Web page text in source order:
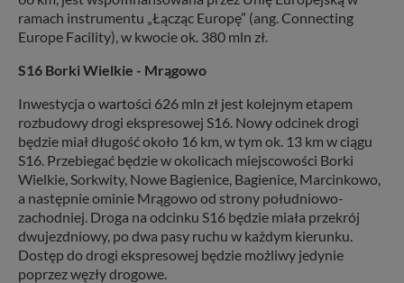
ramach instrumentu „Łącząc Europę” (ang. Connecting
Europe Facility), w kwocie ok. 380 mln zł.
S16 Borki Wielkie - Mrągowo
Inwestycja o wartości 626 mln zł jest kolejnym etapem
rozbudowy drogi ekspresowej S16. Nowy odcinek drogi
będzie miał długość około 16 km, w tym ok. 13 km w ciągu
S16. Przebiegać będzie w okolicach miejscowości Borki
Wielkie, Sorkwity, Nowe Bagienice, Bagienice, Marcinkowo,
a następnie ominie Mrągowo od strony południowo-
zachodniej. Droga na odcinku S16 będzie miała przekrój
dwujezdniowy, po dwa pasy ruchu w każdym kierunku.
Dostęp do drogi ekspresowej będzie możliwy jedynie
poprzez węzły drogowe.